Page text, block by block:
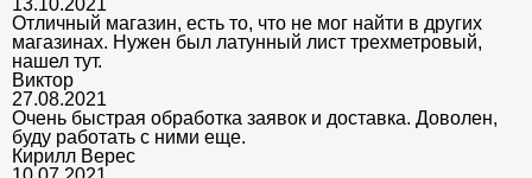
13.10.2021
Отличный магазин, есть то, что не мог найти в других
магазинах. Нужен был латунный лист трехметровый,
нашел тут.
Виктор
27.08.2021
Очень быстрая обработка заявок и доставка. Доволен,
буду работать с ними еще.
Кирилл Верес